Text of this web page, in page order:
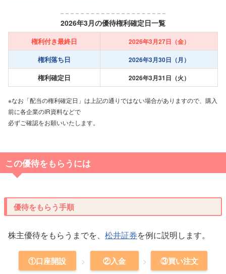
2026年3月の優待権利確定日一覧
権利付き最終日 2026年3月27日（金）
権利落ち日 2026年3月30日（月）
権利確定日 2026年3月31日（火）
※なお「配当の権利確定日」は上記の通りではない場合がありますので、購入
前に各企業のIR資料などで
必ずご確認をお願いいたします。
この優待をもらうには
優待をもらう手順
株主優待をもらうまでを、 松井証券を例に説明します。
①口座開設 ②入金 ③買い注文